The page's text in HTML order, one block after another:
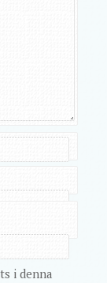
i denna